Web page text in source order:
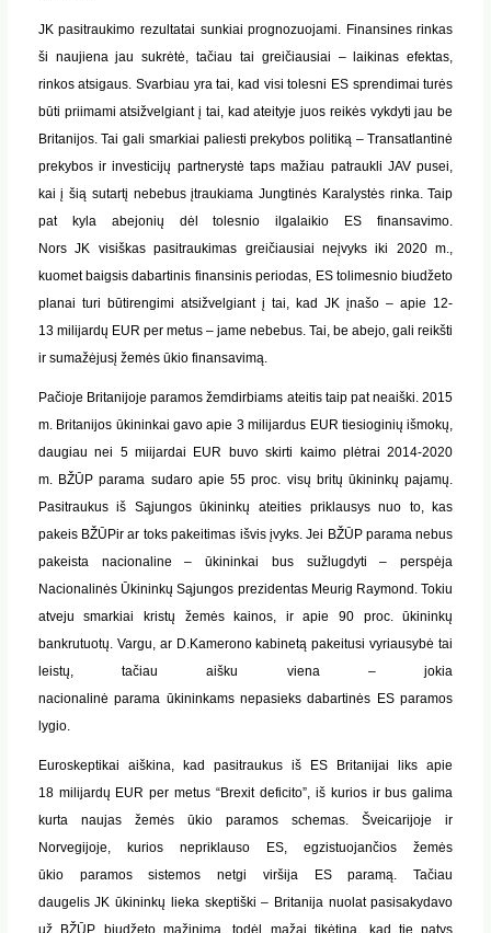
JK pasitraukimo rezultatai sunkiai prognozuojami. Finansines rinkas
ši naujiena jau sukrėtė, tačiau tai greičiausiai – laikinas efektas,
rinkos atsigaus. Svarbiau yra tai, kad visi tolesni ES sprendimai turės
būti priimami atsižvelgiant į tai, kad ateityje juos reikės vykdyti jau be
Britanijos. Tai gali smarkiai paliesti prekybos politiką – Transatlantinė
prekybos ir investicijų partnerystė taps mažiau patraukli JAV pusei,
kai į šią sutartį nebebus įtraukiama Jungtinės Karalystės rinka. Taip
pat kyla abejonių dėl tolesnio ilgalaikio ES finansavimo.
Nors JK visiškas pasitraukimas greičiausiai neįvyks iki 2020 m.,
kuomet baigsis dabartinis finansinis periodas, ES tolimesnio biudžeto
planai turi būtirengimi atsižvelgiant į tai, kad JK įnašo – apie 12-
13 milijardų EUR per metus – jame nebebus. Tai, be abejo, gali reikšti
ir sumažėjusį žemės ūkio finansavimą.
Pačioje Britanijoje paramos žemdirbiams ateitis taip pat neaiški. 2015
m. Britanijos ūkininkai gavo apie 3 milijardus EUR tiesioginių išmokų,
daugiau nei 5 miijardai EUR
buvo skirti kaimo plėtrai 2014-2020
m. BŽŪP parama sudaro apie 55 proc. visų britų ūkininkų pajamų.
Pasitraukus iš Sąjungos ūkininkų ateities priklausys nuo to, kas
pakeis BŽŪPir ar toks pakeitimas išvis įvyks. Jei BŽŪP parama nebus
pakeista nacionaline – ūkininkai bus sužlugdyti – perspėja
Nacionalinės Ūkininkų Sąjungos prezidentas Meurig Raymond . Tokiu
atveju smarkiai kristų žemės kainos, ir apie 90 proc. ūkininkų
bankrutuotų. Vargu, ar D.Kamerono kabinetą pakeitusi vyriausybė tai
leistų, tačiau aišku viena – jokia
nacionalinė parama ūkininkams nepasieks dabartinės ES paramos
lygio.
Euroskeptikai
aiškina, kad pasitraukus iš ES Britanijai liks apie
18 milijardų EUR per metus “Brexit deficito”, iš kurios ir bus galima
kurta naujas žemės ūkio paramos schemas. Šveicarijoje ir
Norvegijoje, kurios nepriklauso ES, egzistuojančios
žemės
ūkio
paramos
sistemos netgi viršija ES paramą. Tačiau
daugelis JK ūkininkų lieka skeptiški – Britanija nuolat pasisakydavo
už BŽŪP biudžeto mažinimą, todėl mažai tikėtina, kad tie patys